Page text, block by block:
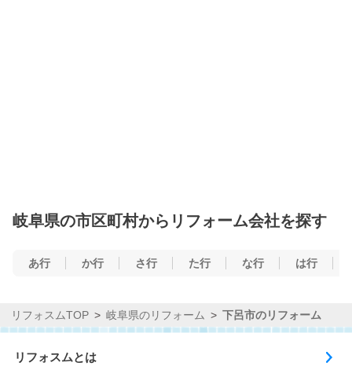
岐阜県の市区町村からリフォーム会社を探す
あ行 か行 さ行 た行 な行 は行
リフォスムTOP 岐阜県のリフォーム 下呂市のリフォーム
リフォスムとは